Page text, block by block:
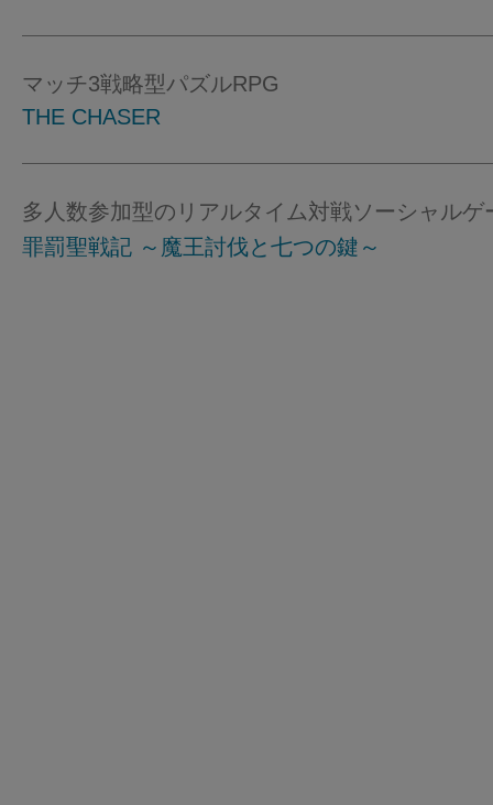
マッチ3戦略型パズルRPG
THE CHASER
多人数参加型のリアルタイム対戦ソーシャルゲ
罪罰聖戦記 ～魔王討伐と七つの鍵～